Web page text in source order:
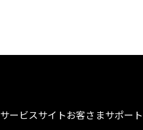
サービスサイトお客さまサポート